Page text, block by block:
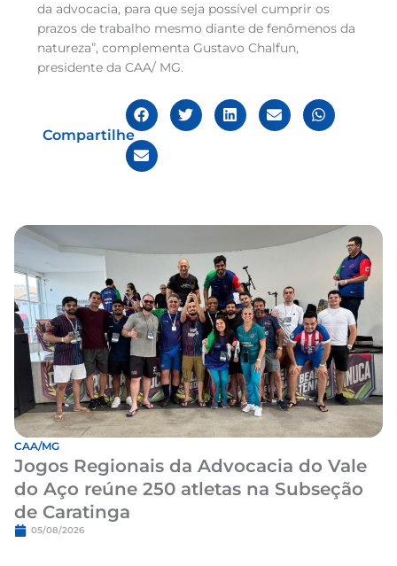
da advocacia, para que seja possível cumprir os
prazos de trabalho mesmo diante de fenômenos da
natureza”, complementa Gustavo Chalfun,
presidente da CAA/ MG.
Compartilhe
CAA/MG
Jogos Regionais da Advocacia do Vale
do Aço reúne 250 atletas na Subseção
de Caratinga
05/08/2026